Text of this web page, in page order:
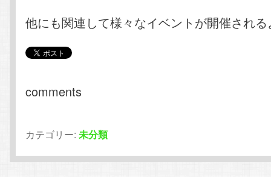
他にも関連して様々なイベントが開催され
comments
カテゴリー: 未分類